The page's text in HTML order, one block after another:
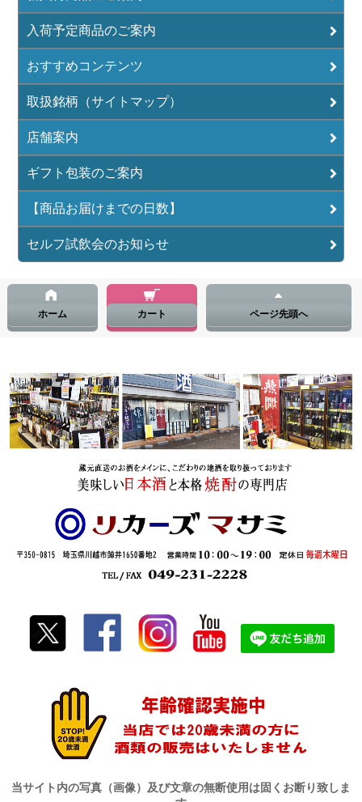
入荷予定商品のご案内
おすすめコンテンツ
取扱銘柄（サイトマップ）
店舗案内
ギフト包装のご案内
【商品お届けまでの日数】
セルフ試飲会のお知らせ
ホーム カート ページ先頭へ
当サイト内の写真（画像）及び文章の無断使用は固くお断り致しま